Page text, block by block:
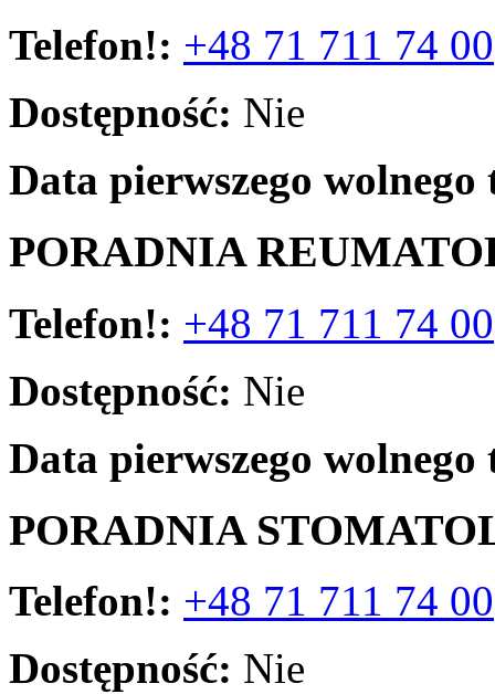
Telefon!: +48 71 711 74 00
Dostępność: Nie
Data pierwszego
PORADNIA
Telefon!: +48 71 711 74 00
Dostępność: Nie
Data pierwszego
PORADNIA
Telefon!: +48 71 711 74 00
Dostępność: Nie